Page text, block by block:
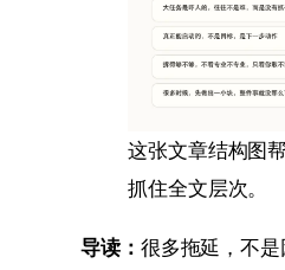
这张文章结构图
抓住全文层次。
导读： 很多拖延，不